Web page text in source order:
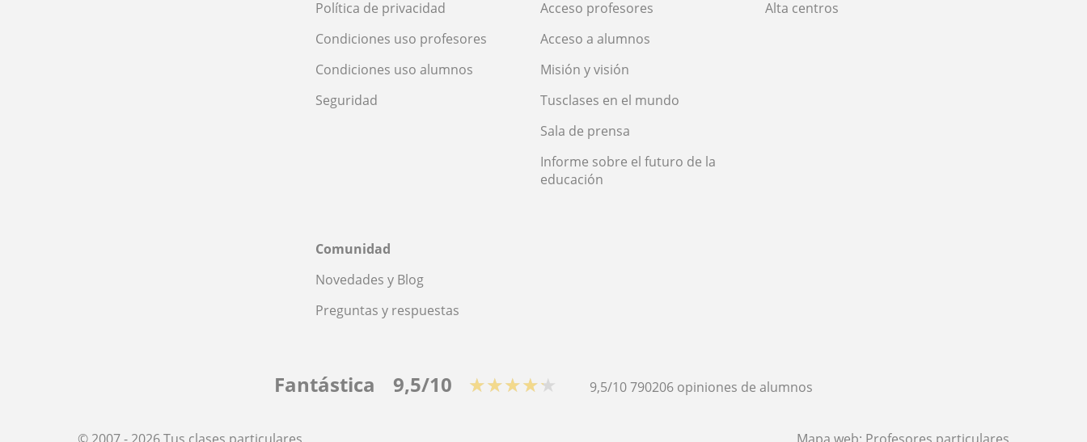
Política de privacidad
Condiciones uso profesores
Condiciones uso alumnos
Seguridad
Acceso profesores
Acceso a alumnos
Misión y visión
Tusclases en el mundo
Sala de prensa
Informe sobre el futuro de la
educación
Alta centros
Comunidad
Novedades y Blog
Preguntas y respuestas
Fantástica 9,5/10 ★★★★★ 9,5/10790206 opiniones de alumnos